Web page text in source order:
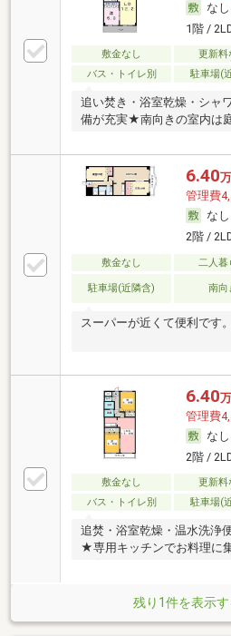
なし
1階 /
敷金なし 更新料
バス・トイレ別
駐車場(
追い焚き・浴室乾燥・シャ
備が充実★南向きの室内は
6.40
管理費
なし
2階 /
敷金なし 二人暮
駐車場(近隣含) 南向
スーパーが近くて便利です。
6.40
管理費
なし
2階 /
敷金なし 更新料
バス・トイレ別
駐車場(
追焚・浴室乾燥・温水洗浄
★専用キッチンでお料理に
残り1件を表示す